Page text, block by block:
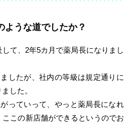
ような道でしたか？
て、2年5カ月で薬局長になりまし
したが、社内の等級は規定通りに
した。
っていって、やっと薬局長になれ
この新店舗ができるというのでお